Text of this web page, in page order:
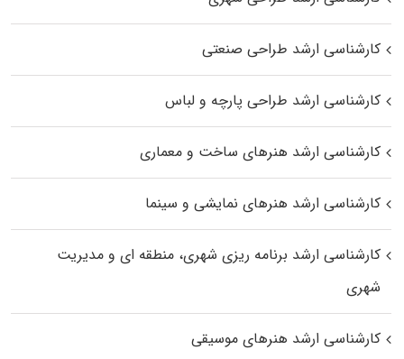
کارشناسی ارشد طراحی صنعتی
کارشناسی ارشد طراحی پارچه و لباس
کارشناسی ارشد هنرهای ساخت و معماری
کارشناسی ارشد هنرهای نمایشی و سینما
کارشناسی ارشد برنامه ریزی شهری، منطقه‌ ای و مدیریت
شهری
کارشناسی ارشد هنرهای موسیقی